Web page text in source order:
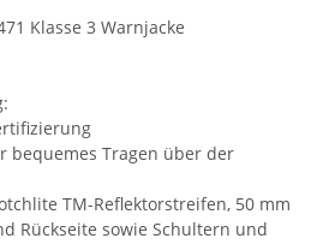
Klasse 3 Warnjacke
bequemes Tragen über der
TM-Reflektorstreifen, 50 mm
Rückseite sowie Schultern und